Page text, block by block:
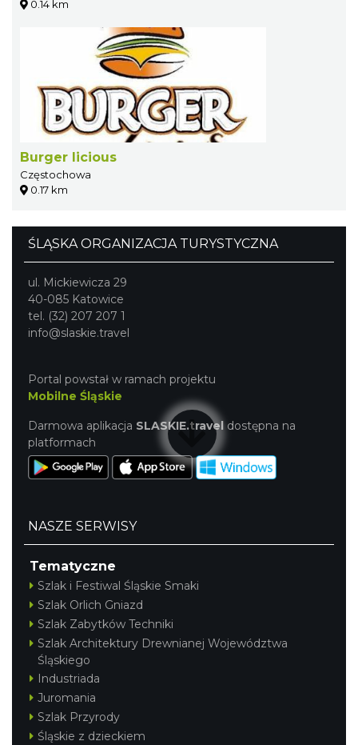
0.14 km
Burger licious
Częstochowa
0.17 km
ŚLĄSKA ORGANIZACJA TURYSTYCZNA
ul. Mickiewicza 29
40-085 Katowice
tel. (32) 207 207 1
info@slaskie.travel
Portal powstał w ramach projektu
Mobilne Śląskie
Darmowa aplikacja SLASKIE.travel dostępna na
platformach
NASZE SERWISY
Tematyczne
Szlak i Festiwal Śląskie Smaki
Szlak Orlich Gniazd
Szlak Zabytków Techniki
Szlak Architektury Drewnianej Województwa
Śląskiego
Industriada
Juromania
Szlak Przyrody
Śląskie z dzieckiem